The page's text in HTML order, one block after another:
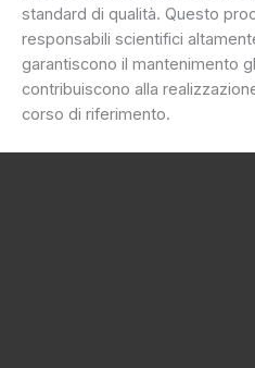
standard di qualità. Questo
responsabili scientifici
garantiscono il mantenimento
contribuiscono alla
corso di riferimento.